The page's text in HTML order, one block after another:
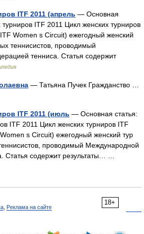
ITF 2011 (апрель — Основная
турниров ITF 2011 Цикл женских турниров
Women s Circuit) ежегодный женский
теннисистов, проводимый
тенниса. Статья содержит
— Татьяна Пучек Гражданство …
ITF 2011 (июль — Основная статья:
ITF 2011 Цикл женских турниров ITF
s Circuit) ежегодный женский тур
проводимый Международной
Статья содержит результаты… …
18+
Реклама на сайте